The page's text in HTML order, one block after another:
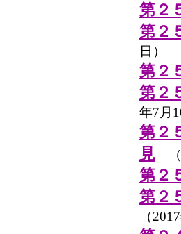
第２
第２
日）
第２
第２
年7月
第２
見 （
第２
第２
（